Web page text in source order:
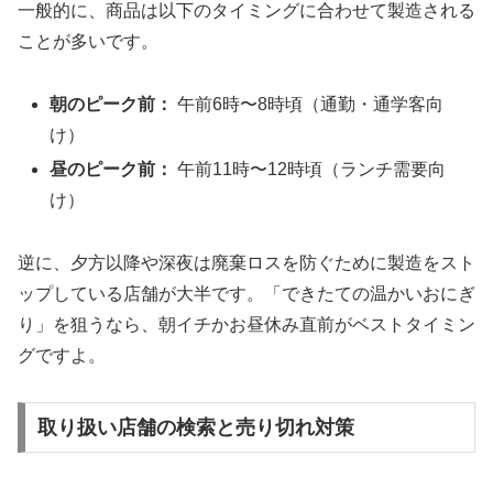
一般的に、商品は以下のタイミングに合わせて製造される
ことが多いです。
朝のピーク前： 午前6時〜8時頃（通勤・通学客向
け）
昼のピーク前： 午前11時〜12時頃（ランチ需要向
け）
逆に、夕方以降や深夜は廃棄ロスを防ぐために製造をスト
ップしている店舗が大半です。
「できたての温かいおにぎ
り」
を狙うなら、朝イチかお昼休み直前がベストタイミン
グですよ。
取り扱い店舗の検索と売り切れ対策